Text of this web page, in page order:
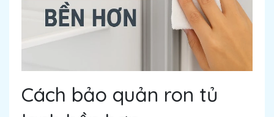
Cách bảo quản ron tủ